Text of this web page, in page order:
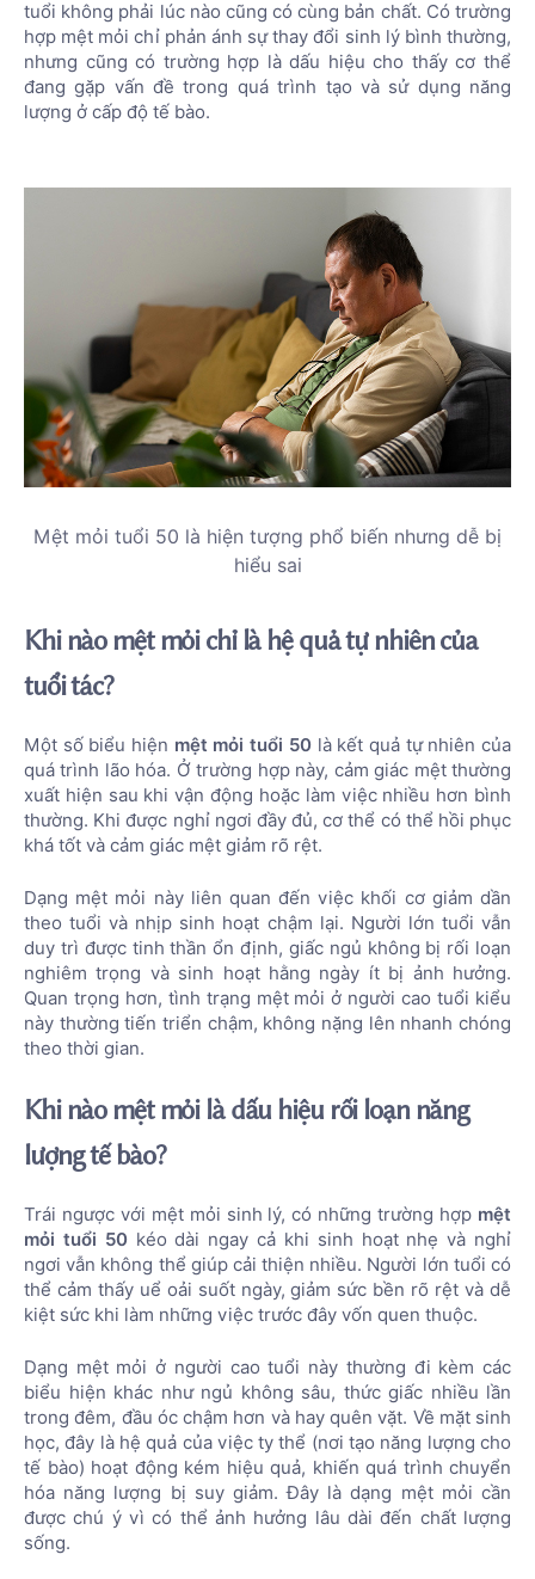
tuổi không phải lúc nào cũng có cùng bản chất. Có trường
hợp mệt mỏi chỉ phản ánh sự thay đổi sinh lý bình thường,
nhưng cũng có trường hợp là dấu hiệu cho thấy cơ thể
đang gặp vấn đề trong quá trình tạo và sử dụng năng
lượng ở cấp độ tế bào.
Mệt mỏi tuổi 50 là hiện tượng phổ biến nhưng dễ bị
hiểu sai
Khi nào mệt mỏi chỉ là hệ quả tự nhiên của
tuổi tác?
Một số biểu hiện mệt mỏi tuổi 50là kết quả tự nhiên của
quá trình lão hóa. Ở trường hợp này, cảm giác mệt thường
xuất hiện sau khi vận động hoặc làm việc nhiều hơn bình
thường. Khi được nghỉ ngơi đầy đủ, cơ thể có thể hồi phục
khá tốt và cảm giác mệt giảm rõ rệt.
Dạng mệt mỏi này liên quan đến việc khối cơ giảm dần
theo tuổi và nhịp sinh hoạt chậm lại. Người lớn tuổi vẫn
duy trì được tinh thần ổn định, giấc ngủ không bị rối loạn
nghiêm trọng và sinh hoạt hằng ngày ít bị ảnh hưởng.
Quan trọng hơn, tình trạng mệt mỏi ở người cao tuổi kiểu
này thường tiến triển chậm, không nặng lên nhanh chóng
theo thời gian.
Khi nào mệt mỏi là dấu hiệu rối loạn năng
lượng tế bào?
Trái ngược với mệt mỏi sinh lý, có những trường hợp mệt
mỏi tuổi 50kéo dài ngay cả khi sinh hoạt nhẹ và nghỉ
ngơi vẫn không thể giúp cải thiện nhiều. Người lớn tuổi có
thể cảm thấy uể oải suốt ngày, giảm sức bền rõ rệt và dễ
kiệt sức khi làm những việc trước đây vốn quen thuộc.
Dạng mệt mỏi ở người cao tuổi này thường đi kèm các
biểu hiện khác như ngủ không sâu, thức giấc nhiều lần
trong đêm, đầu óc chậm hơn và hay quên vặt. Về mặt sinh
học, đây là hệ quả của việc ty thể (nơi tạo năng lượng cho
tế bào) hoạt động kém hiệu quả, khiến quá trình chuyển
hóa năng lượng bị suy giảm. Đây là dạng mệt mỏi cần
được chú ý vì có thể ảnh hưởng lâu dài đến chất lượng
sống.